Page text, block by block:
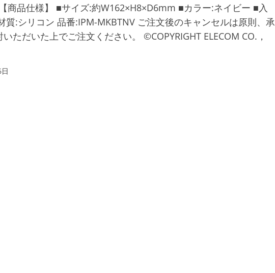
商品仕様】 ■サイズ:約W162×H8×D6mm ■カラー:ネイビー ■入
質:シリコン 品番:IPM-MKBTNV ご注文後のキャンセルは原則、承
ただいた上でご注文ください。 ©COPYRIGHT ELECOM CO.，